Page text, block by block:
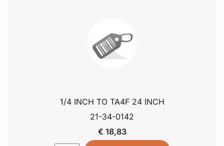
1/4 INCH TO TA4F 24 INCH
21-34-0142
€ 18,83